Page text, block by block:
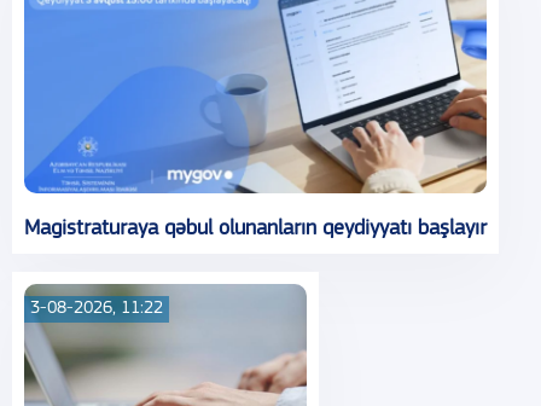
Magistraturaya qəbul olunanların qeydiyyatı başlayır
3-08-2026, 11:22